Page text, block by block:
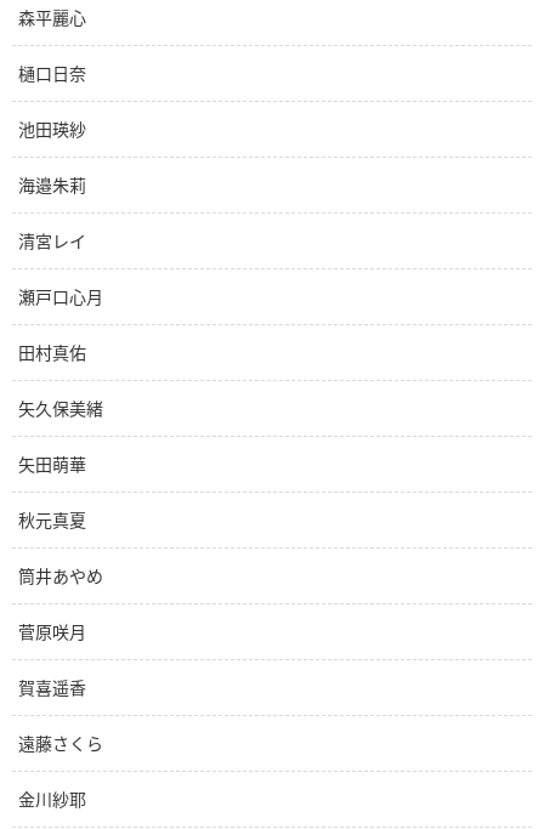
森平麗心
樋口日奈
池田瑛紗
海邉朱莉
清宮レイ
瀬戸口心月
田村真佑
矢久保美緒
矢田萌華
秋元真夏
筒井あやめ
菅原咲月
賀喜遥香
遠藤さくら
金川紗耶